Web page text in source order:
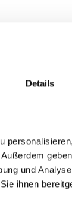
Details
und
ihnen